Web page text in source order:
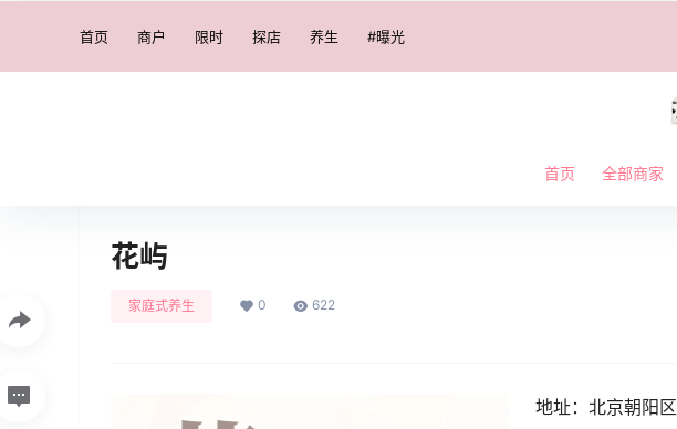
首页 商户 限时 探店 养生 #曝光
首页 全部商家
花屿
家庭式养生 0 622
地址：北京朝阳区